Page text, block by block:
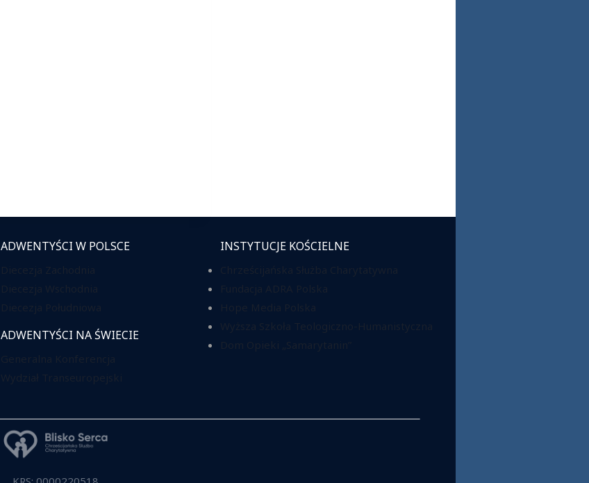
ADWENTYŚCI W POLSCE
ADWENTYŚCI NA ŚWIECIE
INSTYTUCJE KOŚCIELNE